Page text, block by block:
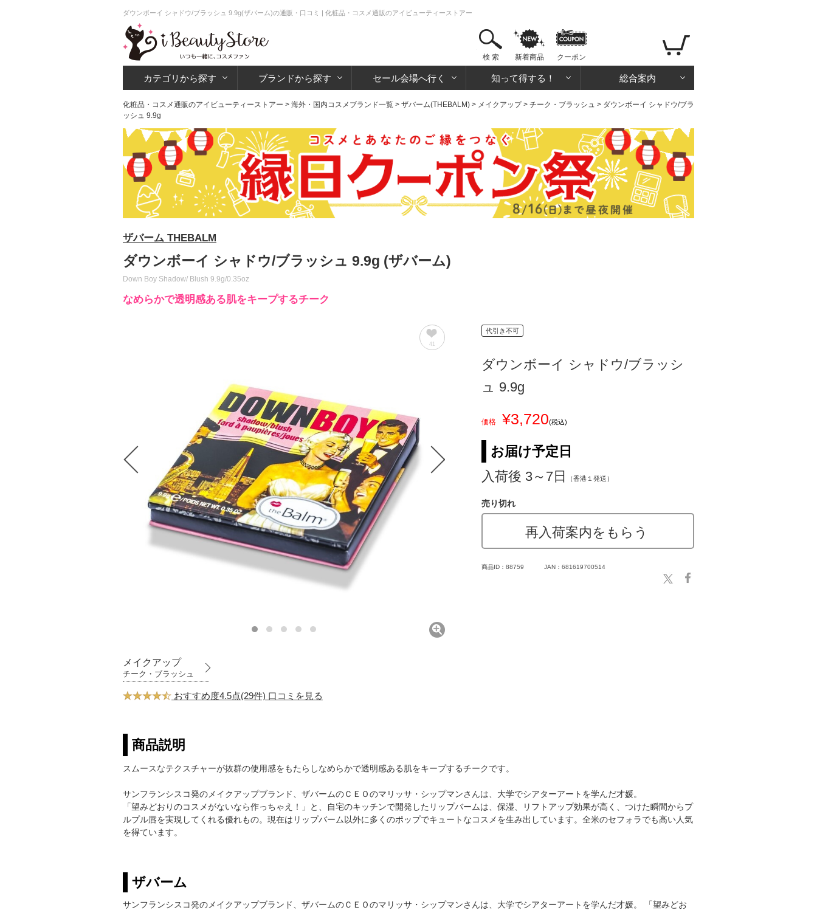
ダウンボーイ シャドウ/ブラッシュ 9.9g(ザバーム)の通販・口コミ | 化粧品・コスメ通販のアイビューティーストアー
検 索 新着商品 クーポン
カテゴリから探す ブランドから探す セール会場へ行く 知って得する！ 総合案内
化粧品・コスメ通販のアイビューティーストアー > 海外・国内コスメブランド一覧 > ザバーム(THEBALM) > メイクアップ> チーク・ブラッシュ > ダウンボーイ シャドウ/ブラ
ッシュ 9.9g
ザバーム THEBALM
ダウンボーイ シャドウ/ブラッシュ 9.9g (ザバーム)
Down Boy Shadow/ Blush 9.9g/0.35oz
なめらかで透明感ある肌をキープするチーク
41
メイクアップ
チーク・ブラッシュ
おすすめ度4.5点(29件) 口コミを見る
代引き不可
ダウンボーイ シャドウ/ブラッシ
ュ 9.9g
価格 ¥3,720(税込)
お届け予定日
入荷後 3～7日
（香港１発送）
売り切れ
再入荷案内をもらう
商品ID：88759 JAN：681619700514
商品説明
スムースなテクスチャーが抜群の使用感をもたらしなめらかで透明感ある肌をキープするチークです。
サンフランシスコ発のメイクアップブランド、ザバームのＣＥＯのマリッサ・シップマンさんは、大学でシアターアートを学んだ才媛。
「望みどおりのコスメがないなら作っちゃえ！」と、自宅のキッチンで開発したリップバームは、保湿、リフトアップ効果が高く、つけた瞬間からプ
ルプル唇を実現してくれる優れもの。現在はリップバーム以外に多くのポップでキュートなコスメを生み出しています。全米のセフォラでも高い人気
を得ています。
ザバーム
サンフランシスコ発のメイクアップブランド、ザバームのＣＥＯのマリッサ・シップマンさんは、大学でシアターアートを学んだ才媛。 「望みどお